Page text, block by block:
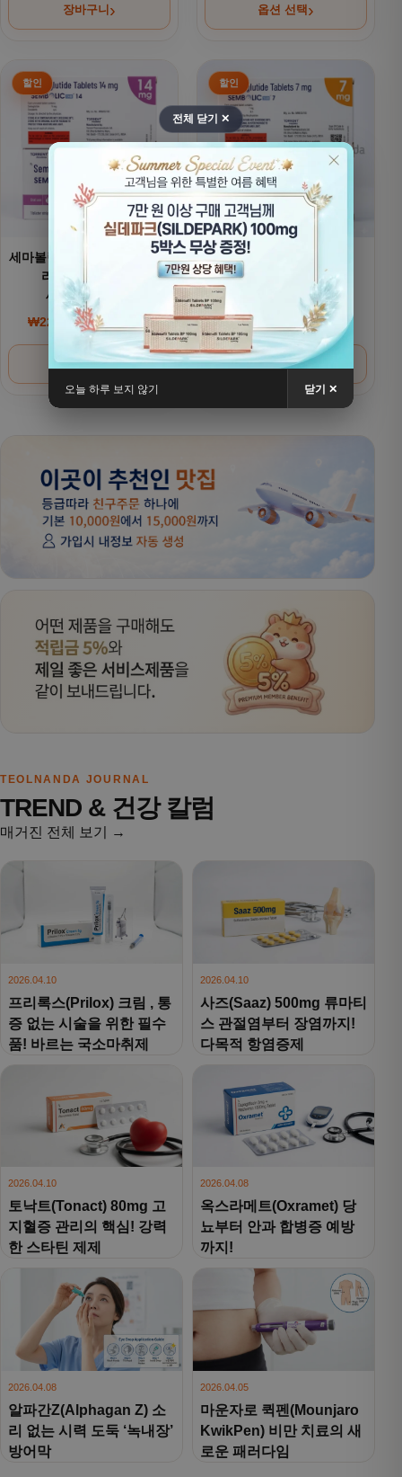
장바구니 옵션 선택
세마볼릭(Sembolic) 14mg -
리벨서스(제네릭)
세마글루타이드
₩220,000~₩ 380,000
가격 범위: ₩220,000~₩380,000
옵션 선택
여러 상품 옵션이 이 상품에 있습니다. 상품 페이지에서 옵션
세마볼릭(Sembolic) –
리벨서스(제네릭)
세마글루타이드 7mg
₩200,000 320,000
가격 범위:
옵션 선택
여러 상품 옵션이 이 상품에
TEOLNANDA JOURNAL
TREND & 건강 칼럼
매거진 전체 보기 →
2026.04.10
프리록스(Prilox) 크림 , 통
증 없는 시술을 위한 필수
품! 바르는 국소마취제
2026.04.10
사즈(Saaz) 500mg 류마티
스 관절염부터 장염까지!
다목적 항염증제
2026.04.10
토낙트(Tonact) 80mg 고
지혈증 관리의 핵심! 강력
한 스타틴 제제
2026.04.08
옥스라메트(Oxramet) 당
뇨부터 안과 합병증 예방
까지!
2026.04.08
알파간Z(Alphagan Z) 소
리 없는 시력 도둑 ‘녹내장’
방어막
2026.04.05
마운자로 퀵펜(Mounjaro
KwikPen) 비만 치료의 새
로운 패러다임
전체 닫기 ✕
오늘 하루 보지 않기 닫기 ✕